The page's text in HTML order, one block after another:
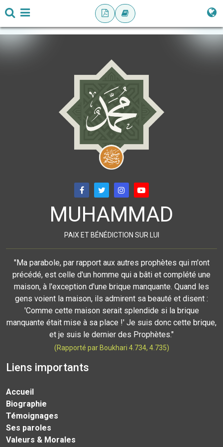
MUHAMMAD
PAIX ET BÉNÉDICTION SUR LUI
"Ma parabole, par rapport aux autres prophètes qui m'ont
précédé, est celle d'un homme qui a bâti et complété une
maison, à l'exception d'une brique manquante. Quand les
gens voient la maison, ils admirent sa beauté et disent :
'Comme cette maison serait splendide si la brique
manquante était mise à sa place !' Je suis donc cette brique,
et je suis le dernier des Prophètes."
(Rapporté par Boukhari 4.734, 4.735)
Liens importants
Accueil
Biographie
Témoignages
Ses paroles
Valeurs & Morales